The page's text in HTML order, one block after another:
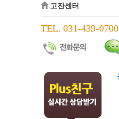
고잔센터
TEL. 031-439-0700